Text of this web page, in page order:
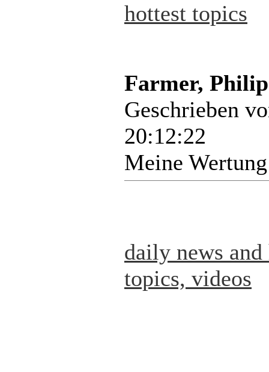
hottest topics
Farmer,
Geschrieben
20:12:22
Meine
daily news
topics, videos